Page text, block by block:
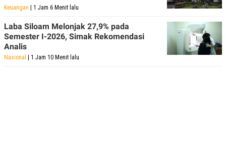
Keuangan | 1 Jam 6 Menit lalu
Laba Siloam Melonjak 27,9% pada
Semester I-2026, Simak Rekomendasi
Analis
Nasional | 1 Jam 10 Menit lalu